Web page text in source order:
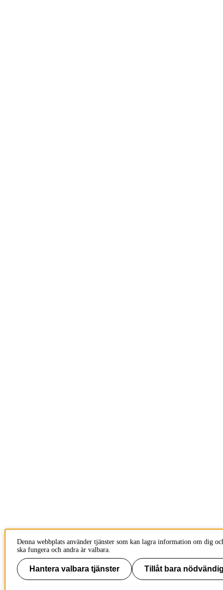
Denna webbplats använder tjänster som kan lagra information om dig
ska fungera och andra är valbara.
Hantera valbara tjänster Tillåt bara